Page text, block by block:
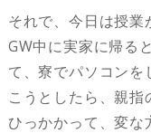
それで、今日は授業
GW中に実家に帰る
て、寮でパソコン
こうとしたら、親
ひっかかって、変